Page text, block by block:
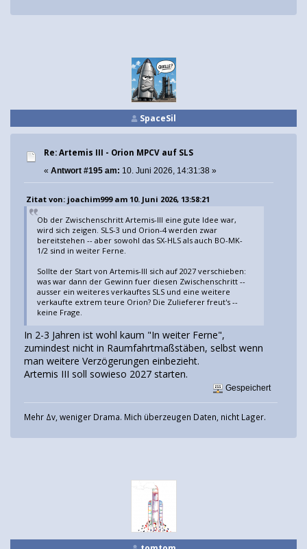
SpaceSil
Re: Artemis III - Orion MPCV auf SLS
« Antwort #195 am: 10. Juni 2026, 14:31:38 »
Zitat von: joachim999 am 10. Juni 2026, 13:58:21
Ob der Zwischenschritt Artemis-III eine gute Idee war,
wird sich zeigen. SLS-3 und Orion-4 werden zwar
bereitstehen -- aber sowohl das SX-HLS als auch BO-MK-
1/2 sind in weiter Ferne.
Sollte der Start von Artemis-III sich auf 2027 verschieben:
was war dann der Gewinn fuer diesen Zwischenschritt --
ausser ein weiteres verkauftes SLS und eine weitere
verkaufte extrem teure Orion? Die Zulieferer freut's --
keine Frage.
In 2-3 Jahren ist wohl kaum "In weiter Ferne",
zumindest nicht in Raumfahrtmaßstäben, selbst wenn
man weitere Verzögerungen einbezieht.
Artemis III soll sowieso 2027 starten.
Gespeichert
Mehr Δv, weniger Drama. Mich überzeugen Daten, nicht Lager.